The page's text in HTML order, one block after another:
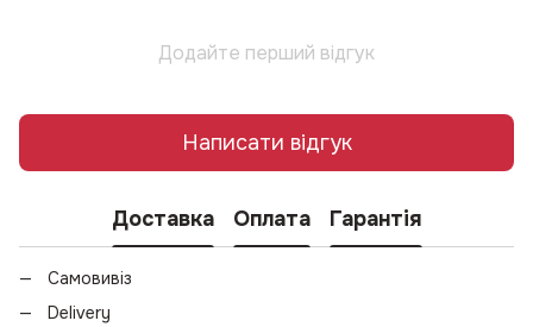
Додайте перший відгук
Написати відгук
Доставка Оплата Гарантія
Самовивіз
Delivery